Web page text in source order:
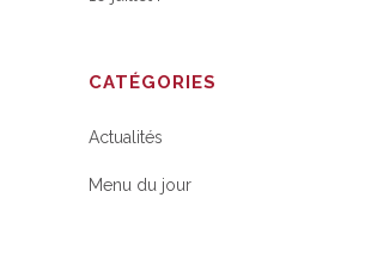
CATÉGORIES
Actualités
Menu du jour